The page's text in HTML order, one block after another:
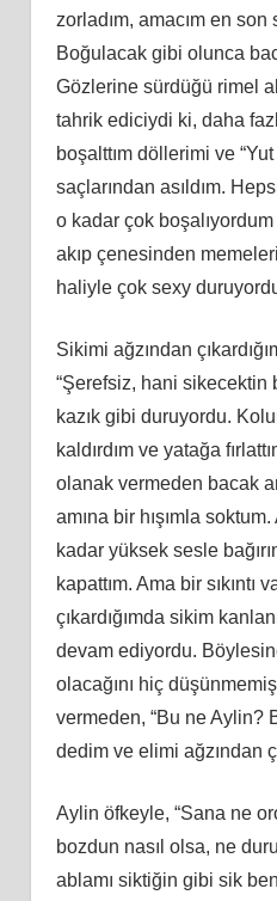
zorladım, amacım en
Boğulacak gibi olunca
Gözlerine sürdüğü rimel
tahrik ediciydi ki, daha
boşalttım döllerimi ve
saçlarından asıldım.
o kadar çok boşalıyordum
akıp çenesinden
haliyle çok sexy
Sikimi ağzından
“Şerefsiz, hani sikecektin
kazık gibi duruyordu.
kaldırdım ve yatağa
olanak vermeden bacak
amına bir hışımla
kadar yüksek sesle
kapattım. Ama bir sıkıntı
çıkardığımda sikim
devam ediyordu.
olacağını hiç
vermeden, “Bu ne Aylin?
dedim ve elimi ağzından
Aylin öfkeyle, “Sana ne
bozdun nasıl olsa, ne
ablamı siktiğin gibi sik